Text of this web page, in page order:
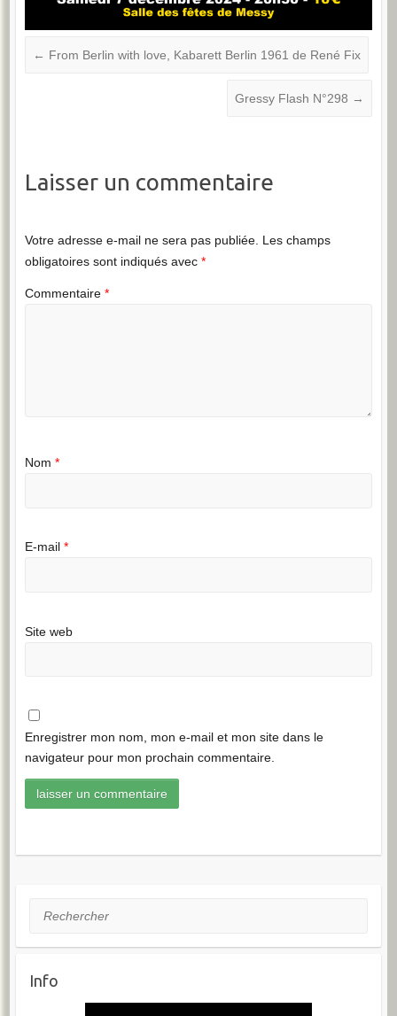
← From Berlin with love, Kabarett Berlin 1961 de René Fix
Gressy Flash N°298 →
Laisser un commentaire
Votre adresse e-mail ne sera pas publiée. Les champs
obligatoires sont indiqués avec *
Commentaire *
Nom *
E-mail *
Site web
Enregistrer mon nom, mon e-mail et mon site dans le
navigateur pour mon prochain commentaire.
Rechercher
Info